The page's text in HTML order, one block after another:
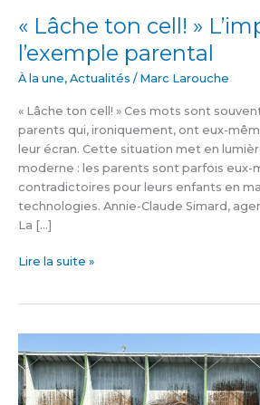
« Lâche ton cell! »
l’exemple parental
À la une, Actualités / Marc Larouche
« Lâche ton cell! » Ces mots sont
parents qui, ironiquement, ont eux-
leur écran. Cette situation met en
moderne : les parents sont parfois eux-
contradictoires pour leurs enfants en
technologies. Annie-Claude Simard,
La […]
Lire la suite »
les
problèmes
dans